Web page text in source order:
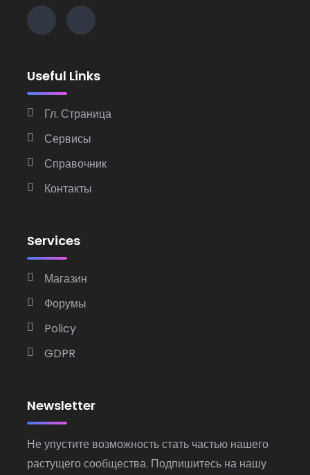
Useful Links
Гл. Страница
Сервисы
Справочник
Контакты
Services
Магазин
Форумы
Policy
GDPR
Newsletter
Не упустите возможность стать частью нашего
растущего сообщества. Подпишитесь на нашу